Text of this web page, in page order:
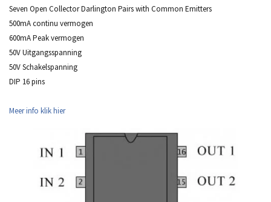
Seven Open Collector Darlington Pairs with Common Emitters
500mA continu vermogen
600mA Peak vermogen
50V Uitgangsspanning
50V Schakelspanning
DIP 16 pins
Meer info klik hier